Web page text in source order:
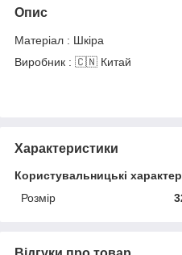
Опис
Матеріал : Шкіра
Виробник : 🇨🇳 Китай
Характеристики
Користувальницькі
Розмір